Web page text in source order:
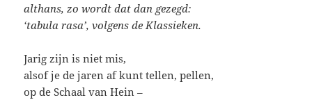
althans, zo wordt dat dan gezegd:
‘tabula rasa’, volgens de Klassieken.
Jarig zijn is niet mis,
alsof je de jaren af kunt tellen, pellen,
op de Schaal van Hein –